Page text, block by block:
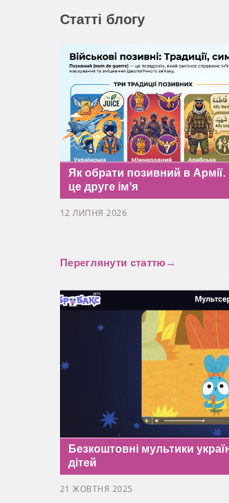
Статті блогу
Як обрати позивний в
це друге імʼя
12 ЛИПНЯ 2026
Переглянути статтю→
Безкоштовні мультики
дітей
21 ЖОВТНЯ 2025